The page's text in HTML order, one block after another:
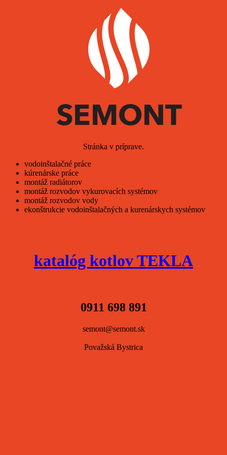
Stránka v príprave.
vodoinštalačné práce
kúrenárske práce
montáž radiátorov
montáž rozvodov vykurovacích systémov
montáž rozvodov vody
ekonštrukcie vodoinštalačných a kurenárskych systémov
katalóg kotlov TEKLA
0911 698 891
semont@semont.sk
Považská Bystrica